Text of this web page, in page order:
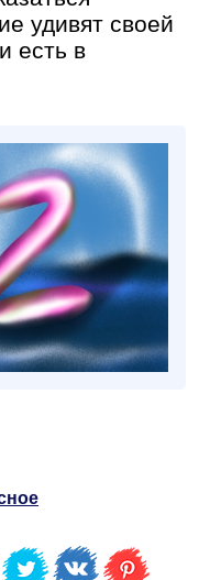
удивят своей
есть в